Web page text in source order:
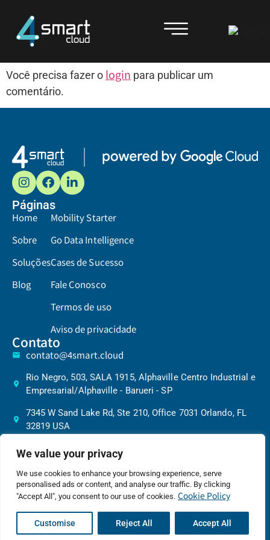
We value your privacy
We use cookies to enhance your browsing experience, serve
personalised ads or content, and analyse our traffic. By clicking
"Accept All", you consent to our use of cookies. Cookie Policy
Customise Reject All Accept All
SP
Deixe um comentário
Você precisa fazer o login para publicar um
comentário.
Páginas
Home
Sobre
Soluções
Blog
Mobility Starter
Go Data Intelligence
Cases de Sucesso
Fale Conosco
Termos de uso
Aviso de privacidade
Contato
contato@4smart.cloud
Rio Negro, 503, SALA 1915, Alphaville Centro Industrial e
Empresarial/Alphaville - Barueri - SP
7345 W Sand Lake Rd, Ste 210, Office 7031 Orlando, FL
32819 USA
©20264 Smart Cloud – Todos Direitos
Reservados | | CNPJ:
52.687.503/0001-80
Política de Privacidade
Desenvolvido por